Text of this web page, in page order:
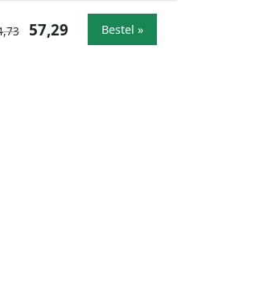
57,29 Bestel »